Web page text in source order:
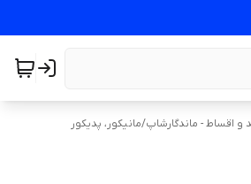
و اقساط - ماندگارشاپ/مانیکور، پدیکور